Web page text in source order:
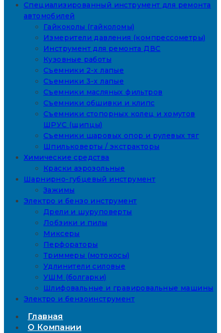
Специализированный инструмент для ремонта
автомобилей
Гайкоколы (гайколомы)
Измерители давления (компрессометры)
Инструмент для ремонта ДВС
Кузовные работы
Съемники 2-х лапые
Съемники 3-х лапые
Съемники масляных фильтров
Съемники обшивки и клипс
Съемники стопорных колец и хомутов
ШРУС (щипцы)
Съемники шаровых опор и рулевых тяг
Шпильковерты / экстракторы
Химические средства
Краски аэрозольные
Шарнирно-губцевый инструмент
Зажимы
Электро и бензо инструмент
Дрели и шуруповерты
Лобзики и пилы
Миксеры
Перфораторы
Триммеры (мотокосы)
Удлинители силовые
УШМ (болгарки)
Шлифовальные и гравировальные машины
Электро и бензоинструмент
Главная
О Компании